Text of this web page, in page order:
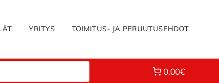
YRITYS TOIMITUS- JA PERUUTUSEHDOT
0.00€